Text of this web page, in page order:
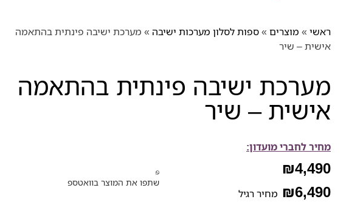
ראשי » מוצרים »ספות לסלון מערכות ישיבה » מערכת ישיבה פינתית בהתאמה
אישית – שיר
מערכת ישיבה פינתית בהתאמה
אישית – שיר
מחיר לחברי מועדון:
₪4,490
₪6,490 מחיר רגיל
שתפו את המוצר בוואטספ